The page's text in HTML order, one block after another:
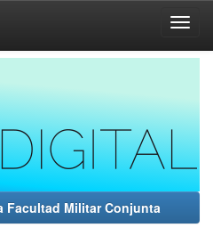
Facultad Militar Conjunta